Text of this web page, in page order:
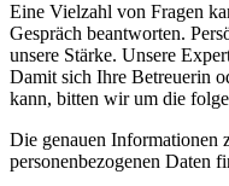
Eine Vielzahl von Fragen
Gespräch beantworten.
unsere Stärke. Unsere
Damit sich Ihre Betreuerin
kann, bitten wir um die
Die genauen Informationen
personenbezogenen Daten